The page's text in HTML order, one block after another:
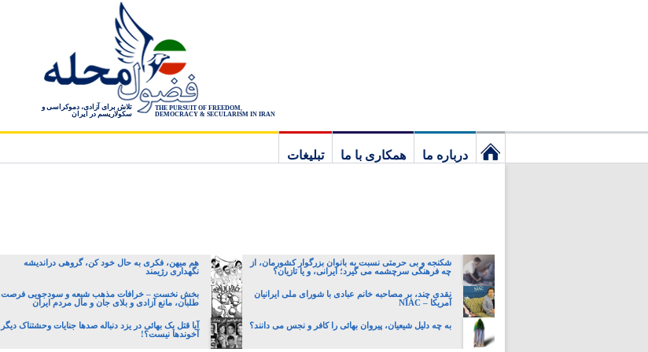
THE PURSUIT OF FREEDOM,
DEMOCRACY & SECULARISM IN IRAN
تلاش برای آزادی، دموکراسی و
سکولاریسم در ایران
درباره ما همکاری با ما
تبلیغات
شکنجه و بی حرمتی نسبت به بانوان بزرگوار کشورمان، از
چه فرهنگی سرچشمه می گیرد؛ ایرانی، و یا تازیان؟
هم میهن، فکری به حال خود کن، گروهی دراندیشه
نگهداری رژیمند
نقدی چند، بر مصاحبه خانم عبادی با شورای ملی ایرانیان
آمریکا – NIAC
بخش نخست – خرافات مذهب شیعه و سودجویی فرصت
طلبان، مانع آزادی و بلای جان و مال مردم ایران
به چه دلیل شیعیان، پیروان بهائی را کافر و نجس می دانند؟
آیا قتل یک بهائی در یزد دنباله صدها جنایات وحشتناک دیگر
آخوندها نیست؟!